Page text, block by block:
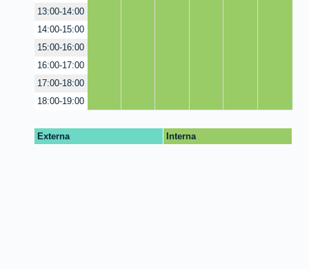
13:00-14:00
14:00-15:00
15:00-16:00
16:00-17:00
17:00-18:00
18:00-19:00
Externa Interna